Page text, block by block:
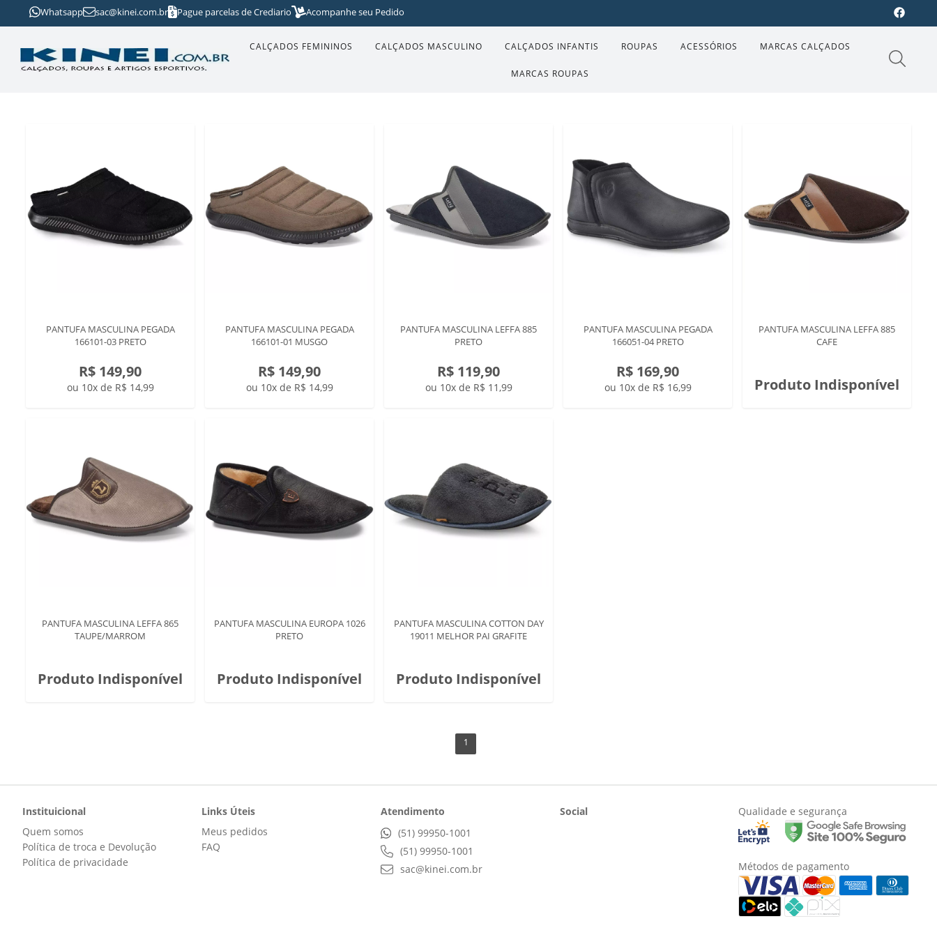
Whatsapp sac@kinei.com.br Pague parcelas de Crediario Acompanhe seu Pedido
CALÇADOS FEMININOS CALÇADOS MASCULINO CALÇADOS INFANTIS ROUPAS ACESSÓRIOS MARCAS CALÇADOS
MARCAS ROUPAS
PANTUFA MASCULINA PEGADA
166101-03 PRETO
R$ 149,90
ou 10x de R$ 14,99
PANTUFA MASCULINA PEGADA
166101-01 MUSGO
R$ 149,90
ou 10x de R$ 14,99
PANTUFA MASCULINA LEFFA 885
PRETO
R$ 119,90
ou 10x de R$ 11,99
PANTUFA MASCULINA PEGADA
166051-04 PRETO
R$ 169,90
ou 10x de R$ 16,99
PANTUFA MASCULINA LEFFA 885
CAFE
Produto Indisponível
PANTUFA MASCULINA LEFFA 865
TAUPE/MARROM
Produto Indisponível
PANTUFA MASCULINA EUROPA 1026
PRETO
Produto Indisponível
PANTUFA MASCULINA COTTON DAY
19011 MELHOR PAI GRAFITE
Produto Indisponível
1
Instituicional
Quem somos
Política de troca e Devolução
Política de privacidade
Links Úteis
Meus pedidos
FAQ
Atendimento
(51) 99950-1001
(51) 99950-1001
sac@kinei.com.br
Social Qualidade e segurança
Métodos de pagamento